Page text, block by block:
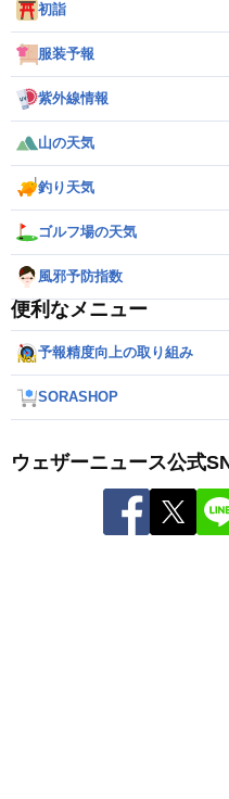
初詣
服装予報
紫外線情報
山の天気
釣り天気
ゴルフ場の天気
風邪予防指数
便利なメニュー
予報精度向上の取り組み
SORASHOP
ウェザーニュース公式